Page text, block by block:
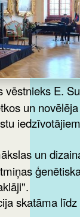
vēstnieks E.
un
un
skatāma